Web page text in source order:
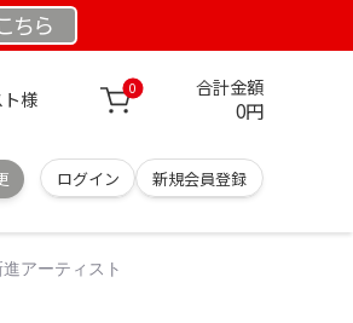
ちら
様 0 合計金額
0円
ログイン 新規会員登録
アーティスト